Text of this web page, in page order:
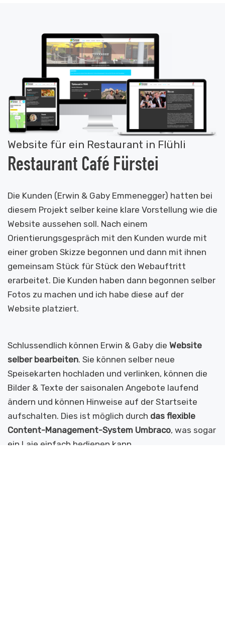
Website für ein Restaurant in Flühli
Restaurant Café Fürstei
Die Kunden (Erwin & Gaby Emmenegger) hatten bei
diesem Projekt selber keine klare Vorstellung wie die
Website aussehen soll. Nach einem
Orientierungsgespräch mit den Kunden wurde mit
einer groben Skizze begonnen und dann mit ihnen
gemeinsam Stück für Stück den Webauftritt
erarbeitet. Die Kunden haben dann begonnen selber
Fotos zu machen und ich habe diese auf der
Website platziert.
Schlussendlich können Erwin & Gaby die Website
selber bearbeiten. Sie können selber neue
Speisekarten hochladen und verlinken, können die
Bilder & Texte der saisonalen Angebote laufend
ändern und können Hinweise auf der Startseite
aufschalten. Dies ist möglich durch das flexible
Content-Management-System Umbraco, was sogar
ein Laie einfach bedienen kann.